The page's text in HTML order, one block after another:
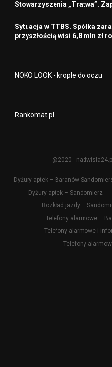
Stowarzyszenia „Tratwa”.
Sytuacja w TTBS. Spółka
przyszłością wisi 6,8 mln zł
NOKO LOOK - krople do oczu
Rankomat.pl
@2020 -
Dyżury aptek – Baranów
Dyżury aptek – Sandomierz
Rozkład jazdy –
Telefony alarmowe –
Telefony alarmowe i
Telefony